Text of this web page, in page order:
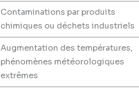
Contaminations par produits
chimiques ou déchets industriels
Augmentation des températures,
phénomènes météorologiques
extrêmes